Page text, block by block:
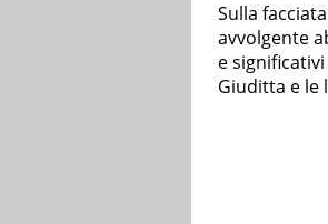
Sulla
avvolgente
e
Giuditta e le